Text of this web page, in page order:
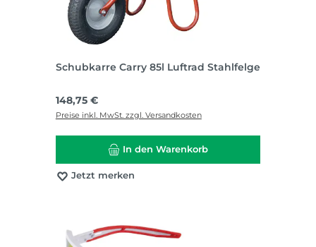
Schubkarre Carry 85l Luftrad Stahlfelge
Regulärer Preis:
148,75 €
Preise inkl. MwSt. zzgl. Versandkosten
In den Warenkorb
Jetzt merken